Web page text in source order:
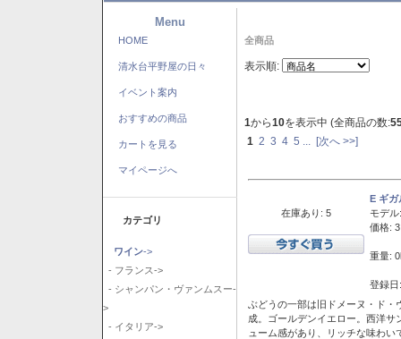
Menu
HOME
清水台平野屋の日々
イベント案内
おすすめの商品
カートを見る
マイページへ
カテゴリ
ワイン->
- フランス->
- シャンパン・ヴァンムスー-
>
- イタリア->
全商品
表示順:
1から10を表示中 (全商品の数:
1 2 3 4 5 [次へ >>]
在庫あり: 5
E ギ
モデル:
価格:
重量:
登録
ぶどうの一部は旧ドメーヌ・ド・
成。ゴールデンイエロー。西洋
ューム感があり、リッチな味わい